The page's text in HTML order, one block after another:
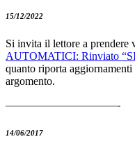
15/12/2022
Si invita il lettore a prendere
AUTOMATICI: Rinviato
quanto riporta
argomento.
——————————-
14/06/2017